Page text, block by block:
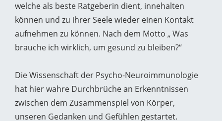
welche als beste Ratgeberin dient, innehalten
können und zu ihrer Seele wieder einen Kontakt
aufnehmen zu können. Nach dem Motto „ Was
brauche ich wirklich, um gesund zu bleiben?“
Die Wissenschaft der Psycho-Neuroimmunologie
hat hier wahre Durchbrüche an Erkenntnissen
zwischen dem Zusammenspiel von Körper,
unseren Gedanken und Gefühlen gestartet.